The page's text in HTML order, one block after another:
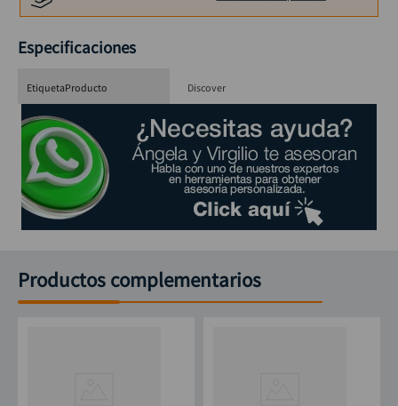
Especificaciones
EtiquetaProducto Discover
Productos complementarios